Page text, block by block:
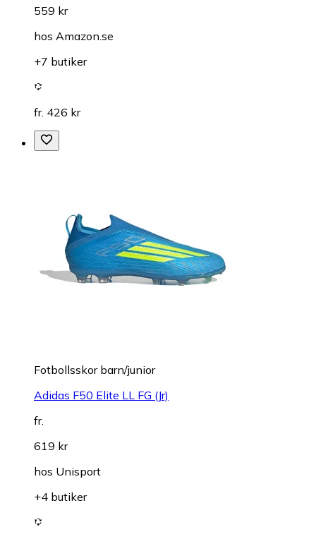
559 kr
hos Amazon.se
+7 butiker
fr. 426 kr
Fotbollsskor barn/junior
Adidas F50 Elite LL FG (Jr)
fr.
619 kr
hos Unisport
+4 butiker